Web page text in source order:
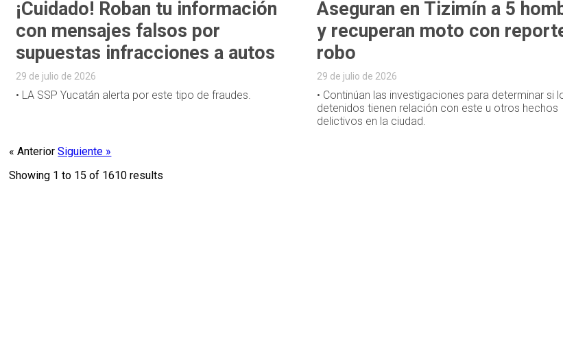
¡Cuidado! Roban tu información
con mensajes falsos por
supuestas infracciones a autos
29 de julio de 2026
• LA SSP Yucatán alerta por este tipo de fraudes.
Aseguran en Tizimín a 5
y recuperan moto con
robo
29 de julio de 2026
• Continúan las investigaciones para determinar si
detenidos tienen relación con este u otros hechos
delictivos en la ciudad.
« AnteriorSiguiente »
Showing 1 to 15 of 1610 results